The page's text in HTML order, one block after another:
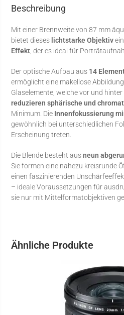
Beschreibung
Mit einer Brennweite von 87 mm
bietet dieses lichtstarke Objektiv
Effekt , der es ideal für
Der optische Aufbau aus 14
ermöglicht eine makellose
Glaselemente, welche vor und
reduzieren sphärische und
Minimum. Die Innenfokussierung
gewöhnlich bei unterschiedlichen
Erscheinung treten.
Die Blende besteht ausneun
Sie formen eine nahezu kreisrunde
einen faszinierenden
– ideale Voraussetzungen für
sie nur mit Mittelformatobjektiven
Ähnliche Produkte